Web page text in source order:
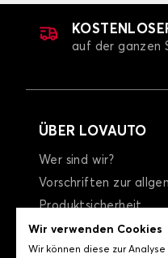
auf der ganzen
ÜBER LOVAUTO
Wer sind wir?
Vorschriften zur
Produktsicherheit
allgemeine
Datenschutzrichtlinie
Wir verwenden Cookies
Wir können diese zur